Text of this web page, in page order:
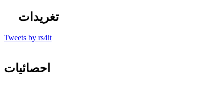
تغريدات
Tweets by rs4it
احصائيات